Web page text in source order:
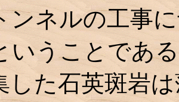
ンネルの工事
いうことであ
た石英斑岩は